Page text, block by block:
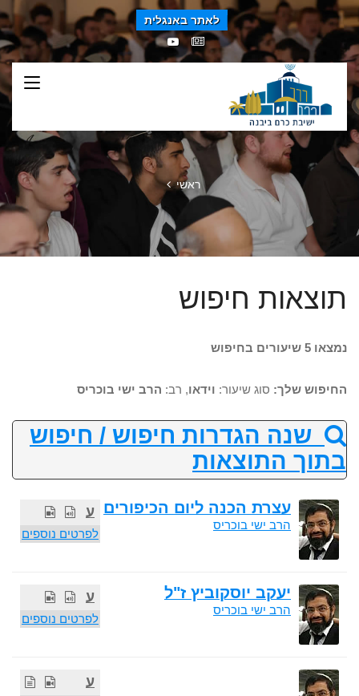
לאתר באנגלית
ראשי
תוצאות חיפוש
נמצאו 5 שיעורים בחיפוש
החיפוש שלך: סוג שיעור: וידאו, רב: הרב ישי בוכריס
שנה הגדרות חיפוש / חיפוש
בתוך התוצאות
ע
לפרטים נוספים
עצרת הכנה ליום הכיפורים
הרב ישי בוכריס
ע
לפרטים נוספים
יעקב יוסקוביץ ז"ל
הרב ישי בוכריס
ע